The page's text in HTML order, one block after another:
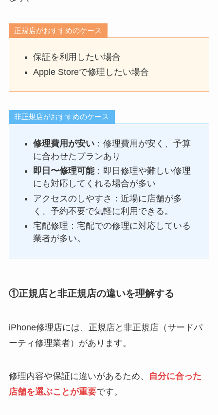
正規店がおすすめのケース
保証を利用したい場合
Apple Storeで修理したい場合
非正規店がおすすめのケース
修理費用が安い ：修理費用が安く、予算
に合わせたプランあり
即日〜修理可能：即日修理や難しい修理
にも対応してくれる場合が多い
アクセスのしやすさ：近場に店舗が多
く、予約不要で気軽に利用できる。
宅配修理：宅配での修理に対応している
業者が多い。
①正規店と非正規店の違いを理解する
iPhone修理店には、正規店と非正規店（サードパ
ーティ修理業者）があります。
修理内容や保証に違いがあるため、
自分に合った
店舗を選ぶことが重要です。